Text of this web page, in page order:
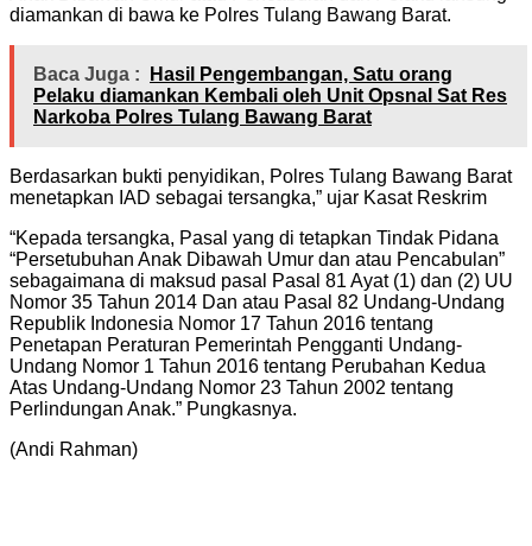
diamankan di bawa ke Polres Tulang Bawang Barat.
Baca Juga :
Hasil Pengembangan, Satu orang
Pelaku diamankan Kembali oleh Unit Opsnal Sat Res
Narkoba Polres Tulang Bawang Barat
Berdasarkan bukti penyidikan, Polres Tulang Bawang Barat
menetapkan IAD sebagai tersangka,” ujar Kasat Reskrim
“Kepada tersangka, Pasal yang di tetapkan Tindak Pidana
“Persetubuhan Anak Dibawah Umur dan atau Pencabulan”
sebagaimana di maksud pasal Pasal 81 Ayat (1) dan (2) UU
Nomor 35 Tahun 2014 Dan atau Pasal 82 Undang-Undang
Republik Indonesia Nomor 17 Tahun 2016 tentang
Penetapan Peraturan Pemerintah Pengganti Undang-
Undang Nomor 1 Tahun 2016 tentang Perubahan Kedua
Atas Undang-Undang Nomor 23 Tahun 2002 tentang
Perlindungan Anak.” Pungkasnya.
(Andi Rahman)